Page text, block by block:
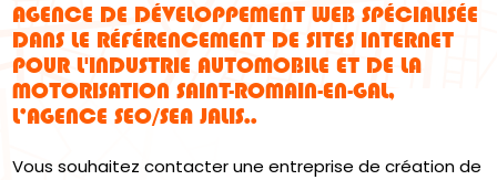
AGENCE DE DÉVELOPPEMENT WEB SPÉCIALISÉE
DANS LE RÉFÉRENCEMENT DE SITES INTERNET
POUR L'INDUSTRIE AUTOMOBILE ET DE LA
MOTORISATION SAINT-ROMAIN-EN-GAL,
L’AGENCE SEO/SEA JALIS..
Vous souhaitez contacter une entreprise de création de